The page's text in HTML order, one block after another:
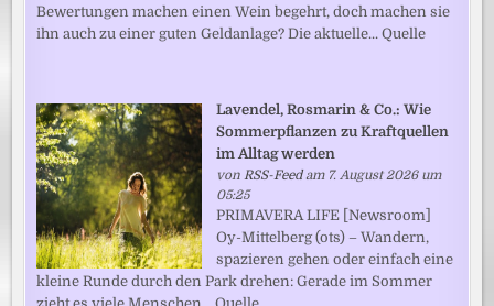
Bewertungen machen einen Wein begehrt, doch machen sie
ihn auch zu einer guten Geldanlage? Die aktuelle... Quelle
Lavendel, Rosmarin & Co.: Wie
Sommerpflanzen zu Kraftquellen
im Alltag werden
vonRSS-Feedam 7. August 2026 um
05:25
PRIMAVERA LIFE [Newsroom]
Oy-Mittelberg (ots) – Wandern,
spazieren gehen oder einfach eine
kleine Runde durch den Park drehen: Gerade im Sommer